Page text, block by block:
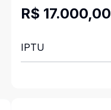
R$ 17.000,00
IPTU